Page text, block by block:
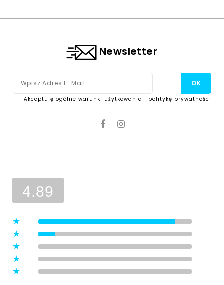
Newsletter
Akceptuję ogólne warunki użytkowania i politykę prywatności
4.89